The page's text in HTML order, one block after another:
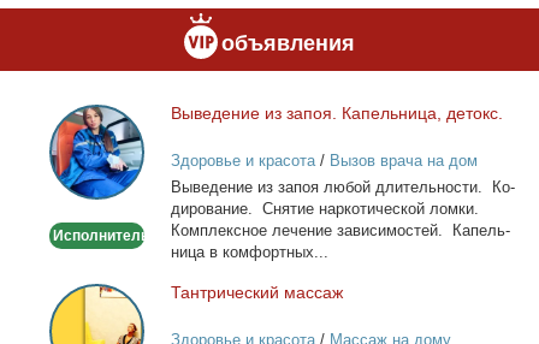
объявления
Выведение
из
запоя.
Капельница,
Исполнитель
Вы­ве­де­ние из за­поя. Ка­пель­ни­ца, де­токс.
Здоровье и красота/ Вызов врача на дом
Вы­ве­де­ние из за­поя лю­бой дли­тель­но­сти. Ко­
ди­ро­ва­ние. Сня­тие нар­ко­ти­че­ской лом­ки.
Ком­плекс­ное ле­че­ние за­ви­си­мо­стей. Ка­пель­
ни­ца в ком­форт­ных...
Тантрический
массаж
Тан­три­че­ский мас­саж
Здоровье и красота/ Массаж на дому